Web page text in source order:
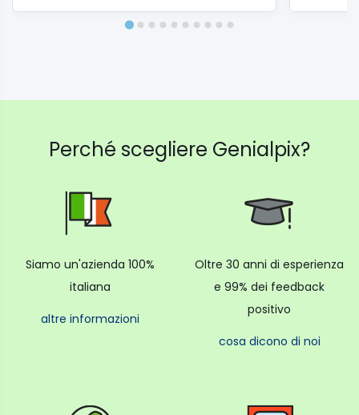
Perché scegliere Genialpix?
Siamo un'azienda 100%
italiana
altre informazioni
Oltre 30 anni di esperienza
e 99% dei feedback
positivo
cosa dicono di noi